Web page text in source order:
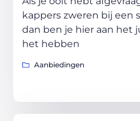
kappers zweren bij een
dan ben je hier aan het
het hebben
Aanbiedingen